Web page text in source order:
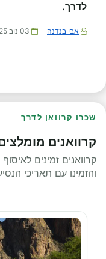
לדרך.
אבי בנדנה 03 נוב 2025
שכרו קרוואן לדרך
קרוואנים
קרוואנים זמינים
והזמינו עם תאריכי